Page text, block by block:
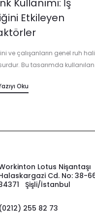
Kullanımı: İş
Etkileyen
ve çalışanların genel ruh
Bu tasarımda kullanılan
etkileyebilir. Peki, ofiste
Oku
Lotus Nişantaşı
Cd. No: 38-
Şişli/İstanbul
(0212) 255 82 73